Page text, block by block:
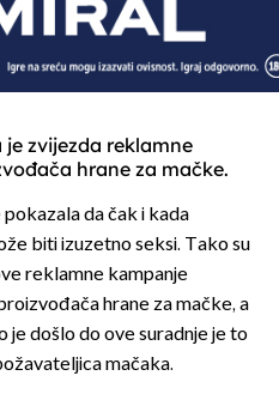
zvijezda reklamne
hrane za mačke.
pokazala da čak i kada
biti izuzetno seksi. Tako su
reklamne kampanje
hrane za mačke, a
je došlo do ove suradnje je to
mačaka.